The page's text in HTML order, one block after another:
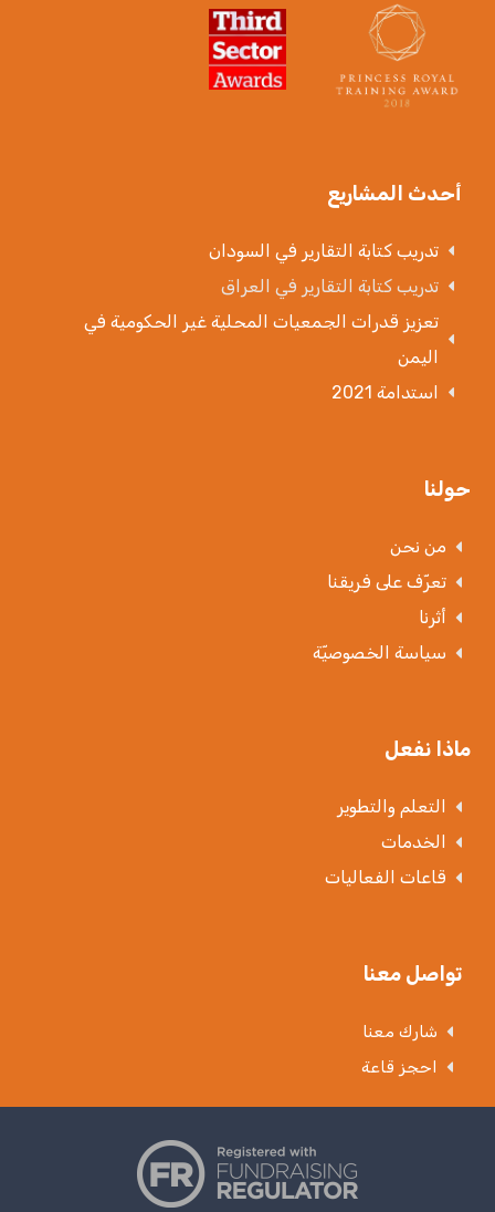
أحدث المشاريع
تدريب كتابة التقارير في السودان
تدريب كتابة التقارير في العراق
تعزيز قدرات الجمعيات المحلية غير الحكومية في
اليمن
استدامة 2021
حولنا
من نحن
تعرّف على فريقنا
أثرنا
سياسة الخصوصيّة
ماذا نفعل
التعلم والتطوير
الخدمات
قاعات الفعاليات
تواصل معنا
شارك معنا
احجز قاعة